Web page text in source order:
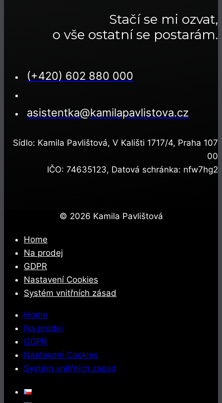
Stačí se mi ozvat,
o vše ostatní se postarám.
(+420) 602 880 000
asistentka@kamilapavlistova.cz
Sídlo: Kamila Pavlištová, V Kališti 1717/4, Praha 107
00
IČO: 74635123, Datová schránka: nfw7hg2
© 2026 Kamila Pavlištová
Home
Na prodej
GDPR
Nastavení Cookies
Systém vnitřních zásad
Home
Na prodej
GDPR
Nastavení Cookies
Systém vnitřních zásad